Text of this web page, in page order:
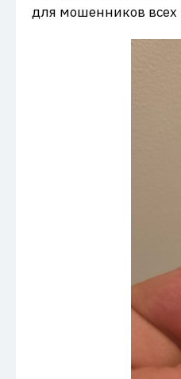
для мошенников всех